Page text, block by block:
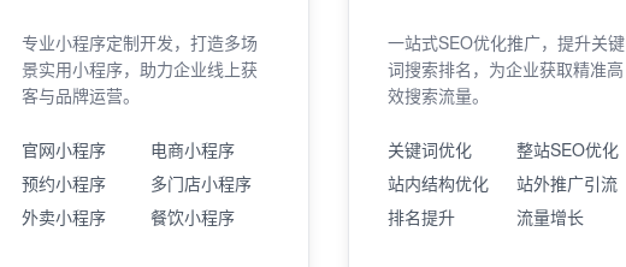
专业小程序定制开发，打造多场
景实用小程序，助力企业线上获
客与品牌运营。
官网小程序
电商小程序
预约小程序
多门店小程序
外卖小程序
餐饮小程序
一站式SEO优化推广，提升关键
词搜索排名，为企业获取精准高
效搜索流量。
关键词优化
整站SEO优化
站内结构优化
站外推广引流
排名提升
流量增长